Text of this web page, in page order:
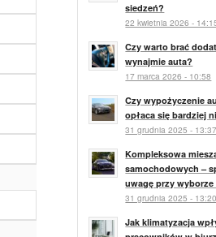
siedzeń?
22 kwietnia 2026 -
Czy warto brać
wynajmie auta?
17 marca 2026 - 10:58
Czy wypożyczenie
opłaca się bardziej
31 grudnia 2025 - 13:37
Kompleksowa
samochodowych –
uwagę przy
31 grudnia 2025 - 13:20
Jak klimatyzacja